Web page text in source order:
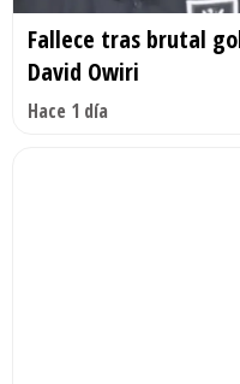
Fallece tras brutal
David Owiri
Hace 1 día